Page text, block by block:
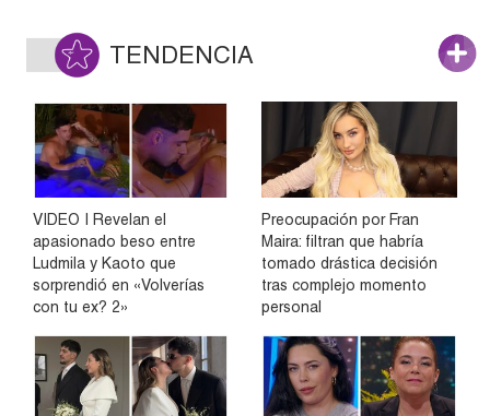
TENDENCIA
VIDEO | Revelan el
apasionado beso entre
Ludmila y Kaoto que
sorprendió en «Volverías
con tu ex? 2»
Preocupación por Fran
Maira: filtran que habría
tomado drástica decisión
tras complejo momento
personal